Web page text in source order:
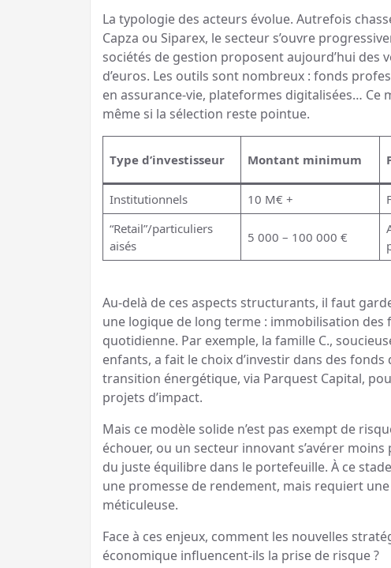
La typologie des acteurs évolue. Autrefois
Capza ou Siparex, le secteur s’ouvre
sociétés de gestion proposent aujourd’hui des
d’euros. Les outils sont nombreux : fonds
en assurance-vie, plateformes digitalisées…
même si la sélection reste pointue.
Type d’investisseur Montant minimum
Institutionnels
10 M€ +
“Retail”/particuliers
aisés
5 000 – 100 000 €
Au-delà de ces aspects structurants, il faut
une logique de long terme : immobilisation des
quotidienne. Par exemple, la famille C.,
enfants, a fait le choix d’investir dans des
transition énergétique, via Parquest Capital,
projets d’impact.
Mais ce modèle solide n’est pas exempt de
échouer, ou un secteur innovant s’avérer
du juste équilibre dans le portefeuille. À ce
une promesse de rendement, mais requiert
méticuleuse.
Face à ces enjeux, comment les nouvelles
économique influencent-ils la prise de risque ?